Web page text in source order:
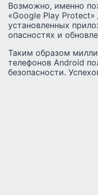
Возможно, именно
«Google Play Protect»
установленных
опасностях и
Таким образом
телефонов Android
безопасности.